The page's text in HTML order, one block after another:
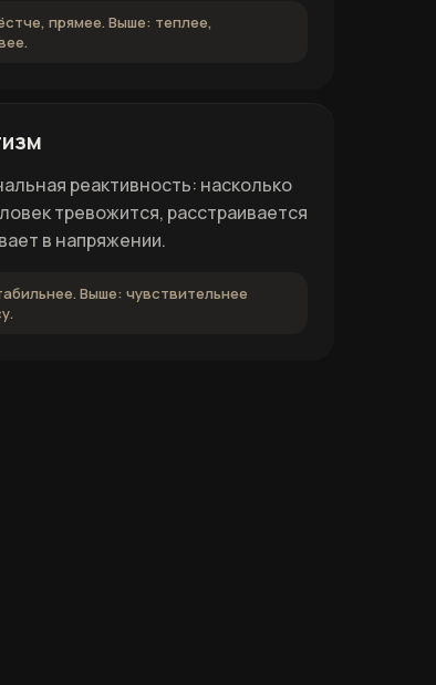
прямее. Выше: теплее,
реактивность: насколько
тревожится, расстраивается
в напряжении.
Выше: чувствительнее